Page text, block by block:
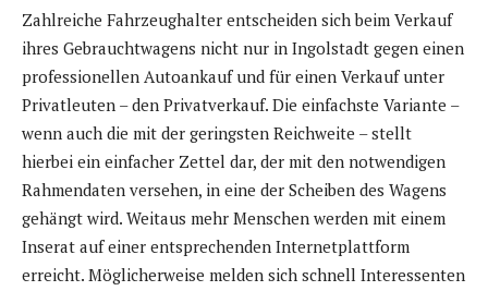
Zahlreiche Fahrzeughalter entscheiden sich beim Verkauf
ihres Gebrauchtwagens nicht nur in Ingolstadt gegen einen
professionellen Autoankauf und für einen Verkauf unter
Privatleuten – den Privatverkauf. Die einfachste Variante –
wenn auch die mit der geringsten Reichweite – stellt
hierbei ein einfacher Zettel dar, der mit den notwendigen
Rahmendaten versehen, in eine der Scheiben des Wagens
gehängt wird. Weitaus mehr Menschen werden mit einem
Inserat auf einer entsprechenden Internetplattform
erreicht. Möglicherweise melden sich schnell Interessenten